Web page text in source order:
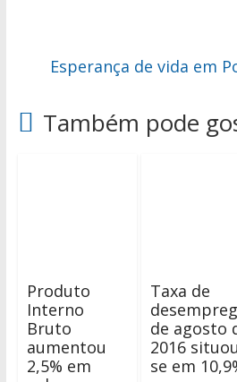
Esperança de vida em
Também pode
Produto
Interno
Bruto
aumentou
2,5% em
Taxa de
de agosto
2016
se em